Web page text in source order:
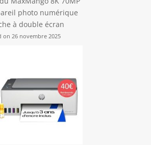
photo numérique
à double écran
on 26 novembre 2025